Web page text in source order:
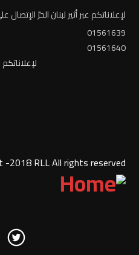
لإعلاناتكم عبر أثير لبنان الحرّ الإتصال
01561639
01561640
لإعلاناتكم
-2018 RLL All rights reserved